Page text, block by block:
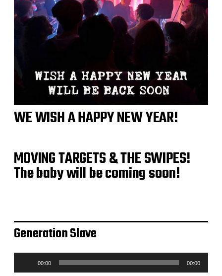
WE WISH A HAPPY NEW YEAR!
MOVING TARGETS & THE SWIPES!
The baby will be coming soon!
Generation Slave
u
00:00 00:00